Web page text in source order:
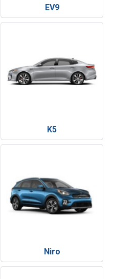
EV9
K5
Niro